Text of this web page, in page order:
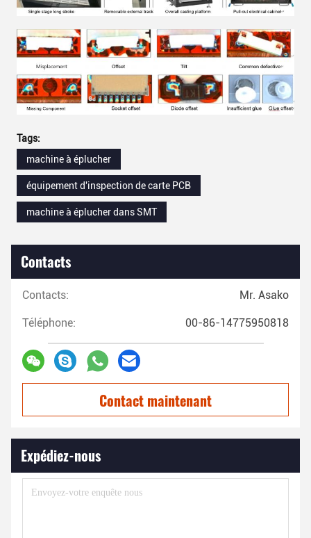
Tags:
machine à éplucher
équipement d'inspection de carte PCB
machine à éplucher dans SMT
Contacts
Contacts: Mr. Asako
Téléphone: 00-86-14775950818
Contact maintenant
Expédiez-nous